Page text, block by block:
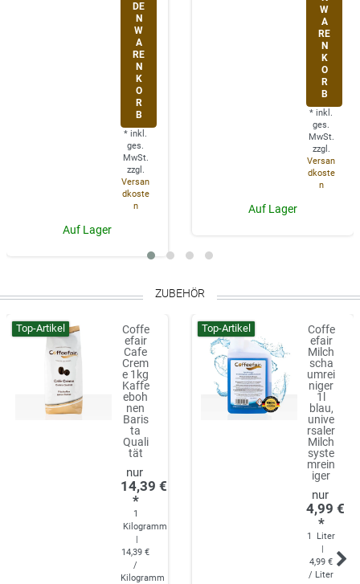
DE
N
W
A
RE
N
K
O
R
B
* inkl.
ges.
MwSt.
zzgl.
Versan
dkoste
n
Auf Lager
W
A
RE
N
K
O
R
B
* inkl.
ges.
MwSt.
zzgl.
Versan
dkoste
n
Auf Lager
ZUBEHÖR
Top-Artikel
Coffe
efair
Cafe
Crem
e 1kg
Kaffe
eboh
nen
Baris
ta
Quali
tät
14,39 €
*
1
Kilogramm
|
14,39 €
/
Kilogramm
Top-Artikel
Coffe
efair
Milch
scha
umrei
niger
1l
blau,
unive
rsaler
Milch
syste
mrein
iger
4,99 €
*
1
Liter
|
4,99 €
/ Liter